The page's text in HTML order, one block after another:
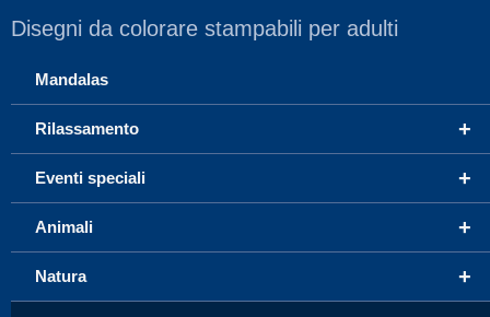
Disegni da colorare stampabili per adulti
Mandalas
+
Rilassamento
+
Eventi speciali
+
Animali
+
Natura